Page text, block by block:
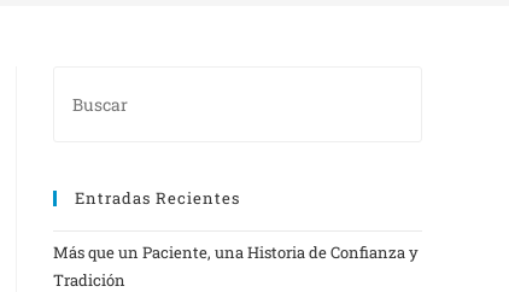
Entradas Recientes
Más que un Paciente, una Historia de Confianza y
Tradición